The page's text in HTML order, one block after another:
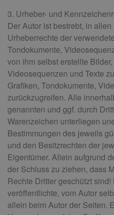
3. Urheber- und
Der Autor ist bestrebt, in
Urheberrechte der
Tondokumente,
von ihm selbst erstellte
Videosequenzen und Texte
Grafiken, Tondokumente,
zurückzugreifen. Alle
genannten und ggf. durch
Warenzeichen unterliegen
Bestimmungen des jeweils
und den Besitzrechten der
Eigentümer. Allein aufgrund
der Schluss zu ziehen, dass
Rechte Dritter geschützt
veröffentlichte, vom Autor
allein beim Autor der Seiten.